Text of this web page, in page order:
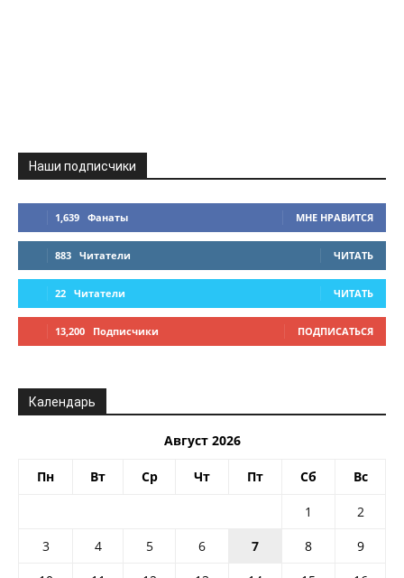
Наши подписчики
1,639 Фанаты МНЕ НРАВИТСЯ
883 Читатели ЧИТАТЬ
22 Читатели ЧИТАТЬ
13,200 Подписчики ПОДПИСАТЬСЯ
Календарь
Август 2026
Пн Вт Ср Чт Пт Сб Вс
1
2
3
4 5 6 7 8
9